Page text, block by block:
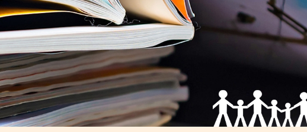
Satzung
Links
Fachbeiträge
VPK-Podcast